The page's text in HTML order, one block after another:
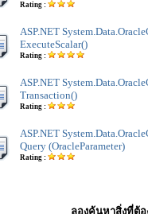
Rating :
ASP.NET
ExecuteScalar()
Rating :
ASP.NET
Transaction()
Rating :
ASP.NET
Query (OracleParameter)
Rating :
ลองค้นหาสิ่งที่ต้อ